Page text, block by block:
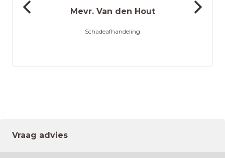
Mevr. Van den Hout
Schadeafhandeling
Vraag advies